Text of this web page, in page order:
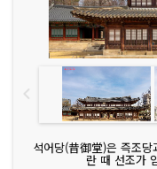
석어당(昔御堂)은 즉조
란 때 선조가